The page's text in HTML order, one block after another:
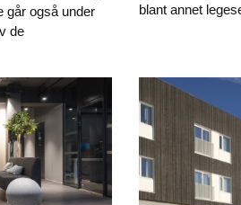
går også under
de
blant annet